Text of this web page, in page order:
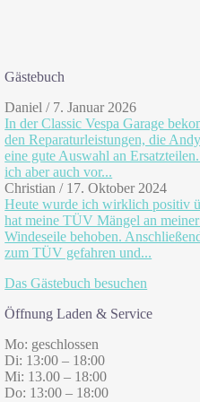
Gästebuch
Daniel / 7. Januar 2026
In der Classic Vespa Garage
den Reparaturleistungen, die
eine gute Auswahl an
ich aber auch vor...
Christian / 17. Oktober 2024
Heute wurde ich wirklich positiv
hat meine TÜV Mängel an
Windeseile behoben.
zum TÜV gefahren und...
Das Gästebuch besuchen
Öffnung Laden & Service
Mo: geschlossen
Di: 13:00 – 18:00
Mi: 13.00 – 18:00
Do: 13:00 – 18:00